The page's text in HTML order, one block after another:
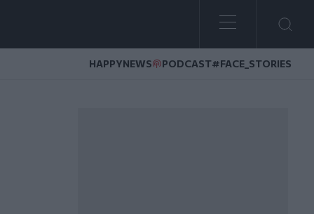
HAPPYNEWS PODCAST#FACE_STORIES